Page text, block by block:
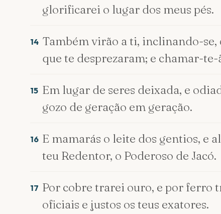
glorificarei o lugar dos meus pés.
14 Também virão a ti, inclinando-se,
que te desprezaram; e chamar-
15 Em lugar de seres deixada, e
gozo de geração em geração.
16 E mamarás o leite dos gentios, e
teu Redentor, o Poderoso de Jacó.
17 Por cobre trarei ouro, e por ferro
oficiais e justos os teus exatores.